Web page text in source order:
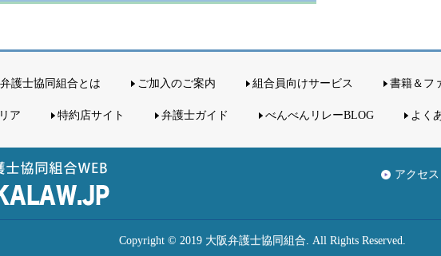
護士協同組合とは ご加入のご案内 組合員向けサービス 書籍＆フ
ア 特約店サイト 弁護士ガイド べんべんリレーBLOG よく
アクセス
Copyright © 2019 大阪弁護士協同組合. All Rights Reserved.